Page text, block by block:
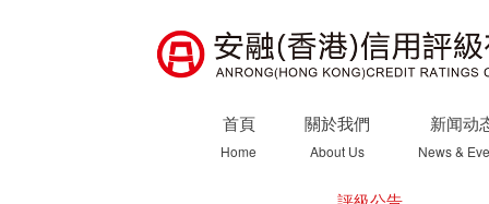
首頁
Home
關於我們
About Us
新闻动
News &